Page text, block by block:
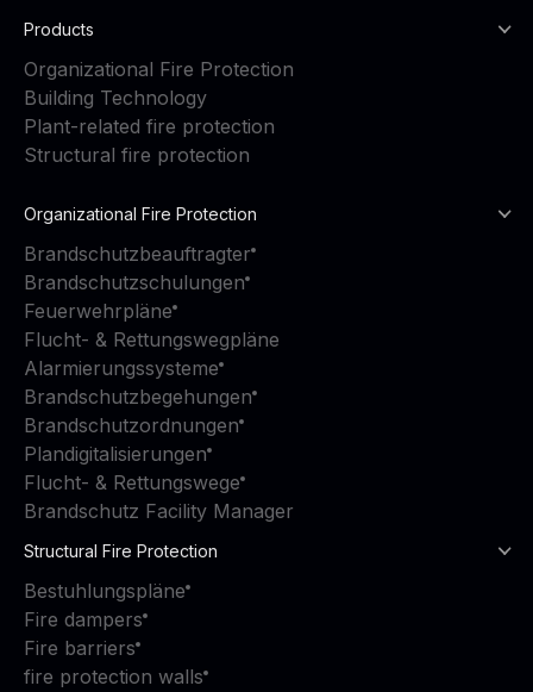
Products
Organizational Fire Protection
Building Technology
Plant-related fire protection
Structural fire protection
Organizational Fire Protection
Brandschutzbeauftragter
Brandschutzschulungen
Feuerwehrpläne
Flucht- & Rettungswegpläne
Alarmierungssysteme
Brandschutzbegehungen
Brandschutzordnungen
Plandigitalisierungen
Flucht- & Rettungswege
Brandschutz Facility Manager
Structural Fire Protection
Bestuhlungspläne
Fire dampers
Fire barriers
fire protection walls